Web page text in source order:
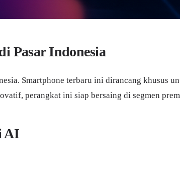
Pasar Indonesia
Smartphone terbaru ini dirancang khusus
perangkat ini siap bersaing di segmen
AI